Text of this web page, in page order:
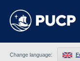
Change language: